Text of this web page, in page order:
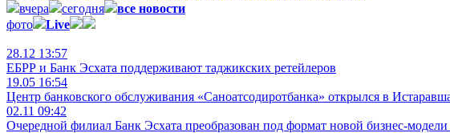
вчера
сегодня
все новости
фото
Live
28.12 13:57
ЕБРР и Банк Эсхата поддерживают таджикских ретейлеров
19.05 16:54
Центр банковского обслуживания «Саноатсодиротбанка» открылся в
02.11 09:42
Очередной филиал Банк Эсхата преобразован под формат новой бизнес-